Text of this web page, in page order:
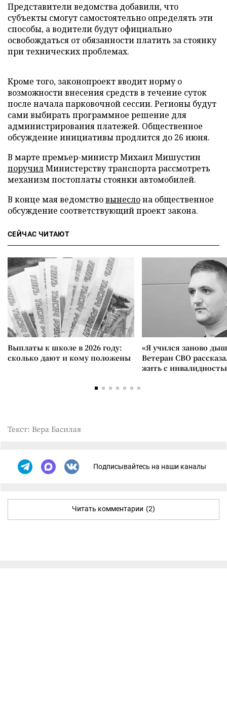
Представители ведомства добавили, что
субъекты смогут самостоятельно определять эти
способы, а водители будут официально
освобождаться от обязанности платить за стоянку
при технических проблемах.
Кроме того, законопроект вводит норму о
возможности внесения средств в течение суток
после начала парковочной сессии. Регионы будут
сами выбирать программное решение для
администрирования платежей. Общественное
обсуждение инициативы продлится до 26 июня.
В марте премьер-министр Михаил Мишустин
поручилМинистерству транспорта рассмотреть
механизм постоплаты стоянки автомобилей.
В конце мая ведомствовынеслона общественное
обсуждение соответствующий проект закона.
СЕЙЧАС ЧИТАЮТ
Выплаты к школе в 2026 году:
сколько дают и кому положены
«Я учился заново
Ветеран СВО
жить с
Текст: Вера Басилая
Подписывайтесь на наши каналы
Читать комментарии (2)